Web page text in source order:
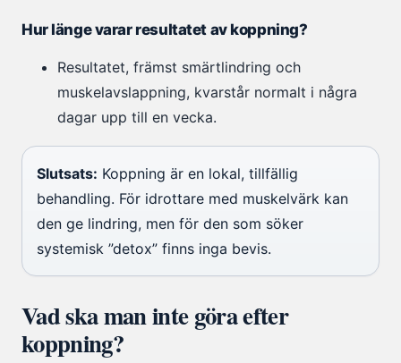
Hur länge varar resultatet av koppning?
Resultatet, främst smärtlindring och
muskelavslappning, kvarstår normalt i några
dagar upp till en vecka.
Slutsats: Koppning är en lokal, tillfällig
behandling. För idrottare med muskelvärk kan
den ge lindring, men för den som söker
systemisk ”detox” finns inga bevis.
Vad ska man inte göra efter
koppning?